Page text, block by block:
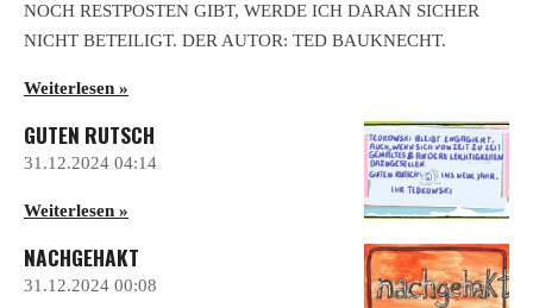
NOCH RESTPOSTEN GIBT, WERDE ICH DARAN SICHER
NICHT BETEILIGT. DER AUTOR: TED BAUKNECHT.
Weiterlesen »
GUTEN RUTSCH
31.12.2024 04:14
Weiterlesen »
NACHGEHAKT
31.12.2024 00:08